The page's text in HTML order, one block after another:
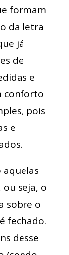
formam
da letra
já
de
e
conforto
pois
e
aquelas
seja, o
sobre o
fechado.
desse